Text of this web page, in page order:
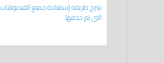
شرح طريقة إستعادة جميع الفيديوهات
التي تم حذفها